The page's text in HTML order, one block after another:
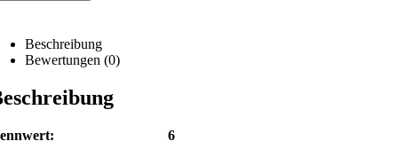
Beschreibung
Bewertungen (0)
6